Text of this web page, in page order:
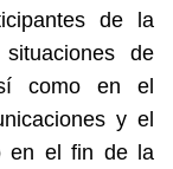
de la
de
como en el
y el
en el fin de la